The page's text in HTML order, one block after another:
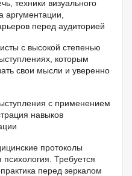
техники визуального
аргументации,
перед аудиторией
с высокой степенью
которым
свои мысли и уверенно
с применением
навыков
протоколы
психология. Требуется
перед зеркалом